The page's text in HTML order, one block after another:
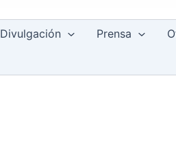
Divulgación Prensa